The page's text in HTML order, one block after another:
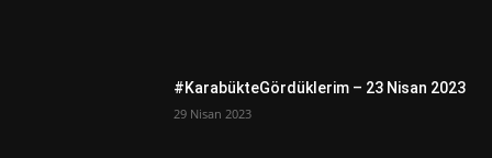
#KarabükteGördüklerim – 23 Nisan 2023
29 Nisan 2023